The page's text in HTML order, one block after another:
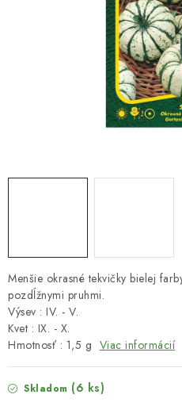
Menšie okrasné tekvičky bielej
pozdĺžnymi pruhmi.
Výsev : IV. - V.
Kvet : IX. - X.
Hmotnosť : 1,5 g Viac informácií
Skladom (6 ks)